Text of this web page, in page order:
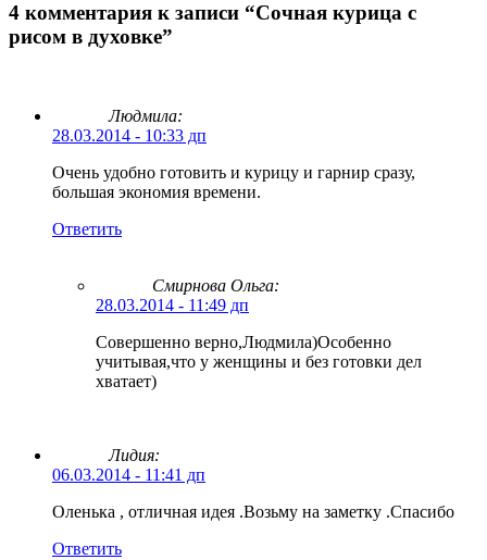
4 комментария к записи “Сочная курица с
рисом в духовке”
Людмила:
28.03.2014 - 10:33 дп
Очень удобно готовить и курицу и гарнир сразу,
большая экономия времени.
Ответить
Смирнова Ольга:
28.03.2014 - 11:49 дп
Совершенно верно,Людмила)Особенно
учитывая,что у женщины и без готовки дел
хватает)
Лидия:
06.03.2014 - 11:41 дп
Оленька , отличная идея .Возьму на заметку .Спасибо
Ответить